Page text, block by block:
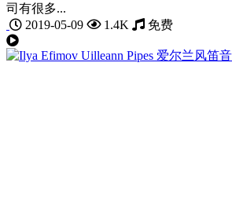
司有很多...
2019-05-09
1.4K 免费